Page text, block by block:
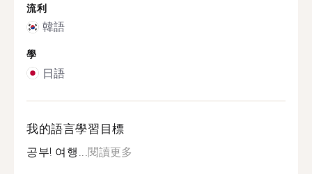
流利
韓語
學
日語
我的語言學習目標
공부! 여행... 閱讀更多